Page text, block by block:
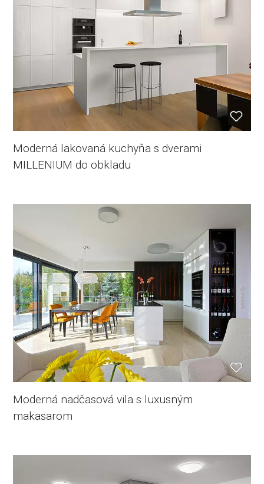
Moderná lakovaná kuchyňa s dverami
MILLENIUM do obkladu
Moderná nadčasová vila s luxusným
makasarom